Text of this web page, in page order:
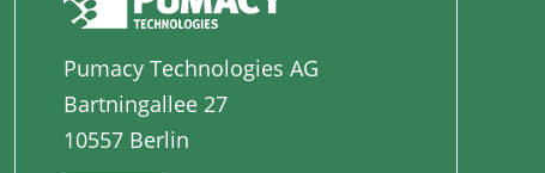
Pumacy Technologies AG
Bartningallee 27
10557 Berlin